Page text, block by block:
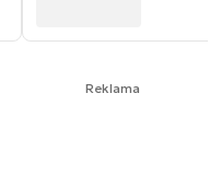
Reklama